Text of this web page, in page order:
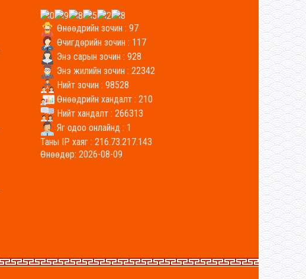
Өнөөдрийн зочин : 97
Өчигдөрийн зочин : 117
Энэ сарын зочин : 928
Энэ жилийн зочин : 22342
Нийт зочин : 98528
Өнөөдрийн хандалт : 210
Нийт хандалт : 266313
Яг одоо онлайнд : 1
Таны IP хаяг : 216.73.217.143
Өнөөдөр: 2026-08-09